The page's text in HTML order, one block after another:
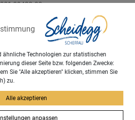
89422-33
ähnliche Technologien zur statistischen
dieser Seite bzw. folgenden Zwecke:
Sie "Alle akzeptieren" klicken, stimmen Sie
zu.
Alle akzeptieren
anpassen